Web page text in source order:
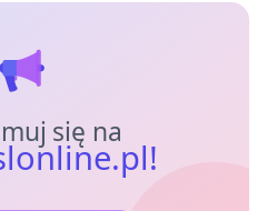
się na